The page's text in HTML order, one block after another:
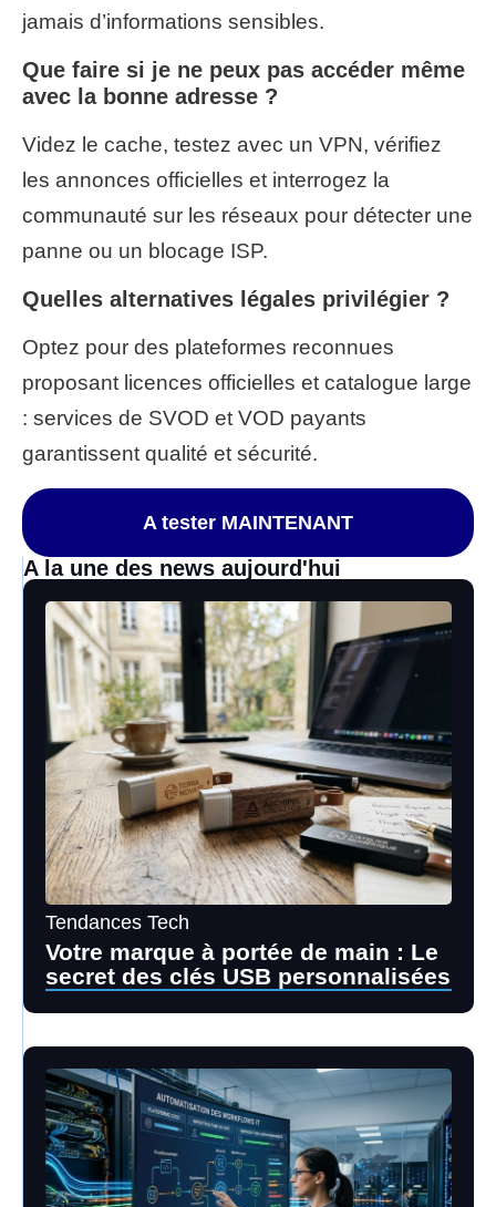
jamais d’informations sensibles.
Que faire si je ne peux pas accéder même
avec la bonne adresse ?
Videz le cache, testez avec un VPN, vérifiez
les annonces officielles et interrogez la
communauté sur les réseaux pour détecter une
panne ou un blocage ISP.
Quelles alternatives légales privilégier ?
Optez pour des plateformes reconnues
proposant licences officielles et catalogue large
: services de SVOD et VOD payants
garantissent qualité et sécurité.
A tester MAINTENANT
A la une des news aujourd'hui
Tendances Tech
Votre marque à portée de main : Le
secret des clés USB personnalisées